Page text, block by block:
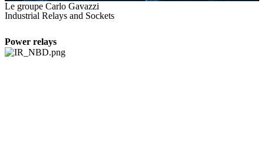
Le groupe Carlo Gavazzi
Industrial Relays and Sockets
Power relays